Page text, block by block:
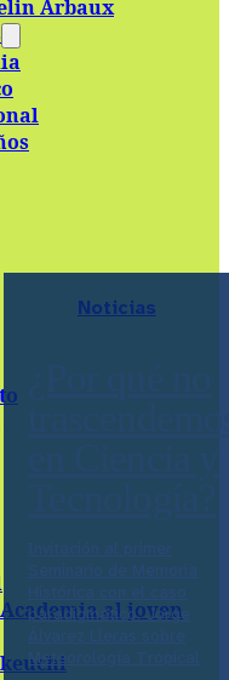
Arbaux
al joven
Noticias
paradigmático: Jorge
Meteorología Tropical